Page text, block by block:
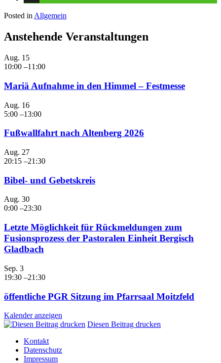
Posted in Allgemein
Anstehende Veranstaltungen
Aug. 15
10:00 –11:00
Mariä Aufnahme in den Himmel – Festmesse
Aug. 16
5:00 –13:00
Fußwallfahrt nach Altenberg 2026
Aug. 27
20:15 –21:30
Bibel- und Gebetskreis
Aug. 30
0:00 –23:30
Letzte Möglichkeit für Rückmeldungen zum
Fusionsprozess der Pastoralen Einheit Bergisch
Gladbach
Sep. 3
19:30 –21:30
öffentliche PGR Sitzung im Pfarrsaal Moitzfeld
Kalender anzeigen
Diesen Beitrag drucken
Kontakt
Datenschutz
Impressum